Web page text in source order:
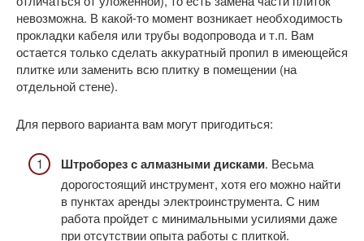
невозможна. В какой-то момент возникает необходимость
прокладки кабеля или трубы водопровода и т.п. Вам
остается только сделать аккуратный пропил в имеющейся
плитке или заменить всю плитку в помещении (на
отдельной стене).
Для первого варианта вам могут пригодиться:
Штроборез с алмазными дисками. Весьма
дорогостоящий инструмент, хотя его можно найти
в пунктах аренды электроинструмента. С ним
работа пройдет с минимальными усилиями даже
при отсутствии опыта работы с плиткой.